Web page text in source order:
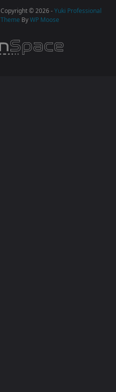
Copyright © 2026 -Yuki Professional
Theme ByWP Moose